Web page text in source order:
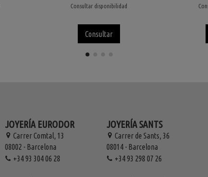
Consultar disponibilidad
Consultar
JOYERÍA EURODOR
Carrer Comtal, 13
08002 - Barcelona
+34 93 304 06 28
JOYERÍA SANTS
Carrer de Sants, 36
08014 - Barcelona
+34 93 298 07 26